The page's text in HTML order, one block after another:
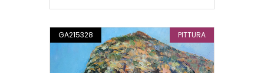
GA215328 PITTURA